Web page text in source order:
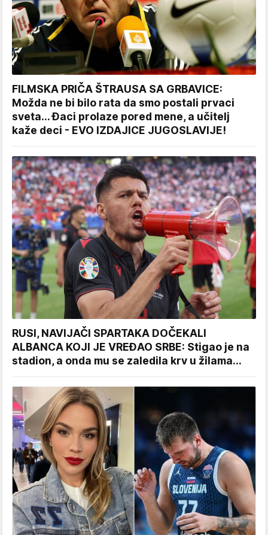
FILMSKA PRIČA ŠTRAUSA SA GRBAVICE:
Možda ne bi bilo rata da smo postali prvaci
sveta... Đaci prolaze pored mene, a učitelj
kaže deci - EVO IZDAJICE JUGOSLAVIJE!
RUSI, NAVIJAČI SPARTAKA DOČEKALI
ALBANCA KOJI JE VREĐAO SRBE: Stigao je na
stadion, a onda mu se zaledila krv u žilama...